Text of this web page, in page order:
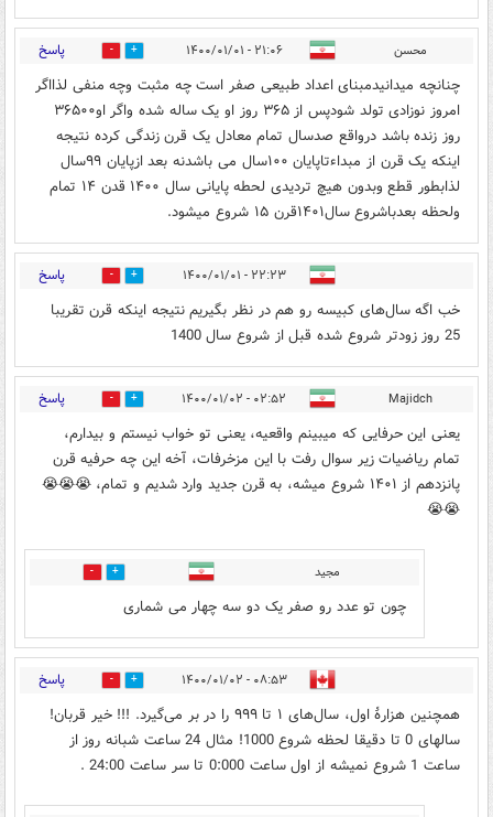
محسن ۲۱:۰۶ - ۱۴۰۰/۰۱/۰۱ 6 پاسخ
چنانچه میدانیدمبنای اعداد طبیعی صفر است چه مثبت وچه منفی لذااگر
امروز نوزادی تولد شودپس از ۳۶۵ روز او یک ساله شده واگر او۳۶۵۰۰
روز زنده باشد درواقع صدسال تمام معادل یک قرن زندگی کرده نتیجه
اینکه یک قرن از مبداءتاپایان ۱۰۰سال می باشدنه بعد ازپایان ۹۹سال
لذابطور قطع وبدون هیچ تردیدی لحطه پایانی سال ۱۴۰۰ قدن ۱۴ تمام
ولحظه بعدباشروع سال۱۴۰۱قرن ۱۵ شروع میشود.
۲۲:۲۳ - ۱۴۰۰/۰۱/۰۱ 0 پاسخ
خب اگه سال‌های کبیسه رو هم در نظر بگیریم نتیجه اینکه قرن تقریبا
25 روز زودتر شروع شده قبل از شروع سال 1400
Majidch ۰۲:۵۲ - ۱۴۰۰/۰۱/۰۲ 2 پاسخ
یعنی این حرفایی که میبینم واقعیه، یعنی تو خواب نیستم و بیدارم،
تمام ریاضیات زیر سوال رفت با این مزخرفات، آخه این چه حرفیه قرن
پانزدهم از ۱۴۰۱ شروع میشه، به قرن جدید وارد شدیم و تمام، 😭😭😭
😭😭
مجید 0
چون تو عدد رو صفر یک دو سه چهار می شماری
۰۸:۵۳ - ۱۴۰۰/۰۱/۰۲ 3 پاسخ
همچنین هزارۀ اول، سال‌های ۱ تا ۹۹۹ را در بر می‌گیرد. !!! خیر قربان!
سالهای 0 تا دقیقا لحظه شروع 1000! مثال 24 ساعت شبانه روز از
ساعت 1 شروع نمیشه از اول ساعت 0:000 تا سر ساعت 24:00 .